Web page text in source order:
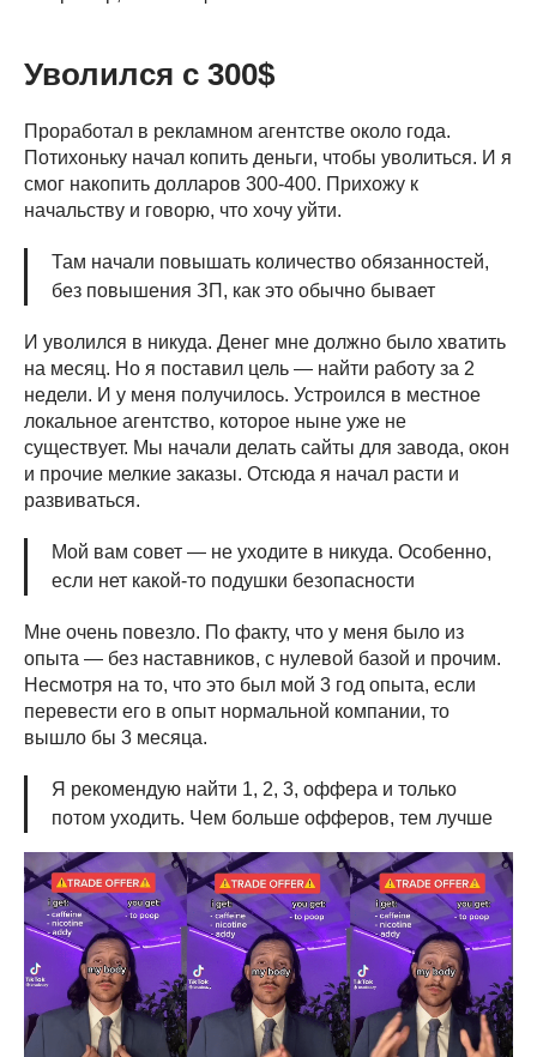
Уволился с 300$
Проработал в рекламном агентстве около года.
Потихоньку начал копить деньги, чтобы уволиться. И я
смог накопить долларов 300-400. Прихожу к
начальству и говорю, что хочу уйти.
Там начали повышать количество обязанностей,
без повышения ЗП, как это обычно бывает
И уволился в никуда. Денег мне должно было хватить
на месяц. Но я поставил цель — найти работу за 2
недели. И у меня получилось. Устроился в местное
локальное агентство, которое ныне уже не
существует. Мы начали делать сайты для завода, окон
и прочие мелкие заказы. Отсюда я начал расти и
развиваться.
Мой вам совет — не уходите в никуда. Особенно,
если нет какой-то подушки безопасности
Мне очень повезло. По факту, что у меня было из
опыта — без наставников, с нулевой базой и прочим.
Несмотря на то, что это был мой 3 год опыта, если
перевести его в опыт нормальной компании, то
вышло бы 3 месяца.
Я рекомендую найти 1, 2, 3, оффера и только
потом уходить. Чем больше офферов, тем лучше